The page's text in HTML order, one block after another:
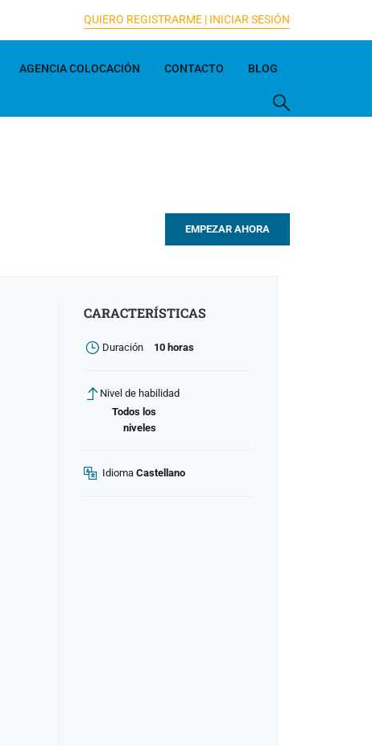
INICIAR SESIÓN
QUIERO REGISTRARME |
AGENCIA COLOCACIÓN CONTACTO BLOG
EMPEZAR AHORA
CARACTERÍSTICAS
Duración 10 horas
Nivel de habilidad
Todos los
niveles
Idioma Castellano